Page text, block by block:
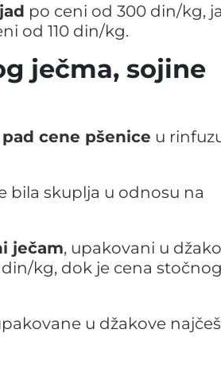
po ceni od 300 din/kg,
od 110 din/kg.
ječma, sojine
cene pšenice u
bila skuplja u odnosu na
ječam, upakovani u
kg, dok je cena stočnog
pakovane u džakove